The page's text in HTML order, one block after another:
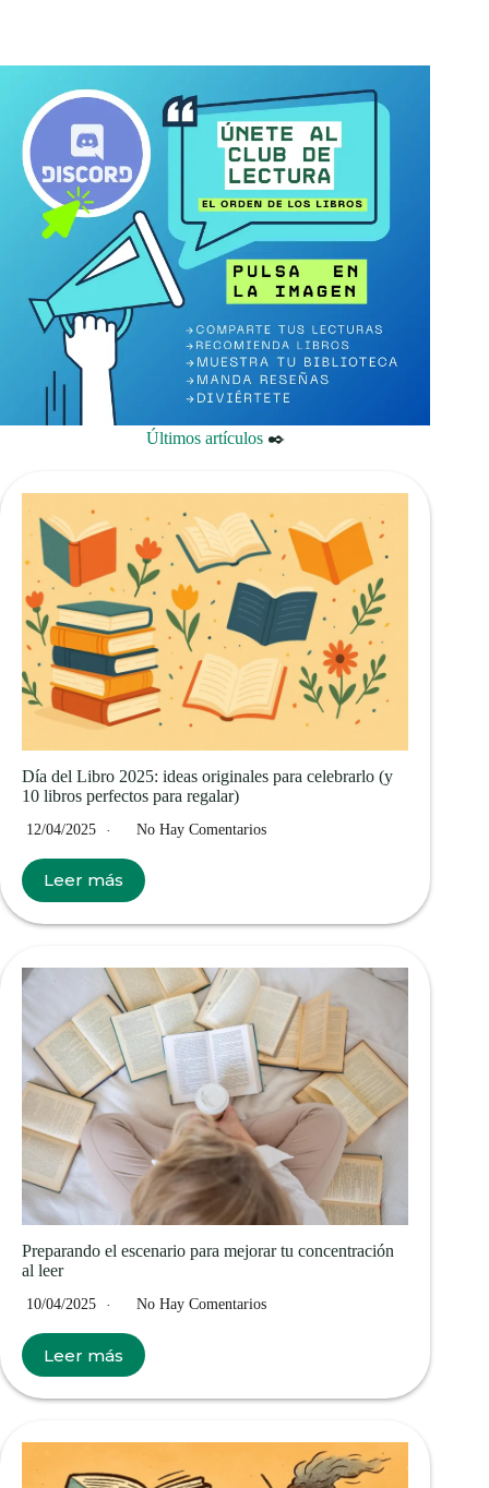
Últimos artículos✒️
Día del Libro 2025: ideas originales para celebrarlo (y
10 libros perfectos para regalar)
12/04/2025 No Hay Comentarios
Leer más
Preparando el escenario para mejorar tu concentración
al leer
10/04/2025 No Hay Comentarios
Leer más